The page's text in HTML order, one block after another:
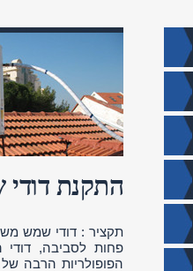
התקנת
תקציר : דודי שמש
פחות לסביבה,